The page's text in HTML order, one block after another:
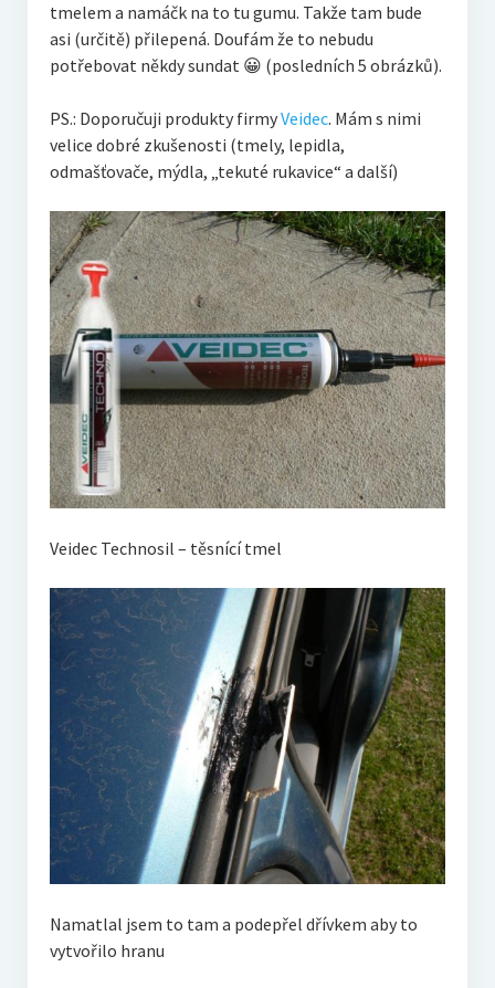
tmelem a namáčk na to tu gumu. Takže tam bude
asi (určitě) přilepená. Doufám že to nebudu
potřebovat někdy sundat 😀 (posledních 5 obrázků).
PS.: Doporučuji produkty firmyVeidec. Mám s nimi
velice dobré zkušenosti (tmely, lepidla,
odmašťovače, mýdla, „tekuté rukavice“ a další)
Veidec Technosil – těsnící tmel
Namatlal jsem to tam a podepřel dřívkem aby to
vytvořilo hranu